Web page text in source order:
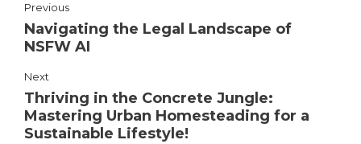
Previous
Navigating the Legal Landscape of
NSFW AI
Next
Thriving in the Concrete Jungle:
Mastering Urban Homesteading for a
Sustainable Lifestyle!